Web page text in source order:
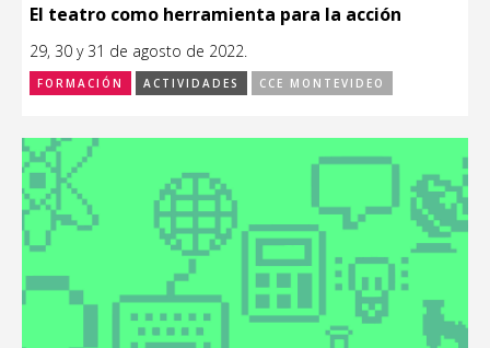
El teatro como herramienta para la acción
29, 30 y 31 de agosto de 2022.
FORMACIÓN ACTIVIDADES CCE MONTEVIDEO